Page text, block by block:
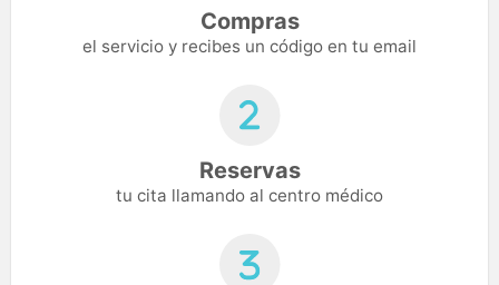
Compras
el servicio y recibes un código en tu email
Reservas
tu cita llamando al centro médico